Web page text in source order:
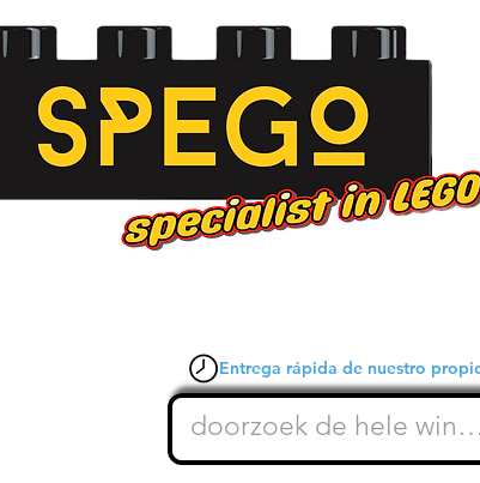
Entrega rápida de nuestro